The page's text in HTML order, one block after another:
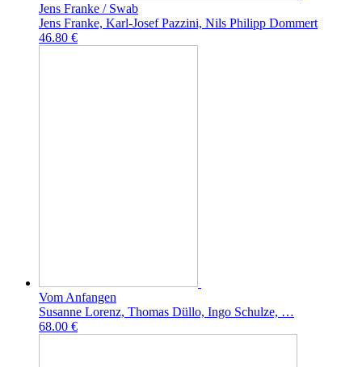
Jens Franke / Swab
Jens Franke, Karl-Josef Pazzini, Nils Philipp Dommert
46.80 €
Vom Anfangen
Susanne Lorenz, Thomas Düllo, Ingo Schulze, …
68.00 €